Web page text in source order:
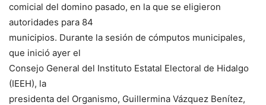
comicial del domino pasado, en la que se eligieron
autoridades para 84
municipios. Durante la sesión de cómputos municipales,
que inició ayer el
Consejo General del Instituto Estatal Electoral de Hidalgo
(IEEH), la
presidenta del Organismo, Guillermina Vázquez Benítez,